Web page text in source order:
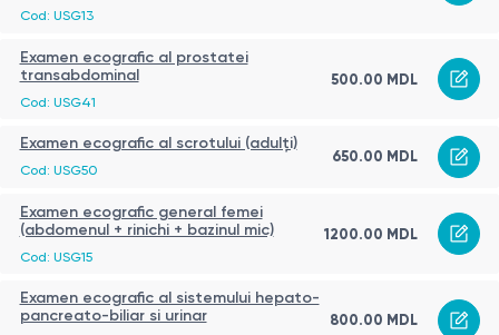
Cod: USG13
Examen ecografic al prostatei
transabdominal
Cod: USG41
500.00 MDL
Examen ecografic al scrotului (adulți)
Cod: USG50
650.00 MDL
Examen ecografic general femei
(abdomenul + rinichi + bazinul mic)
Cod: USG15
1200.00 MDL
Examen ecografic al sistemului hepato-
pancreato-biliar si urinar
800.00 MDL